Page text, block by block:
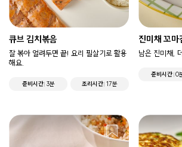
큐브 김치볶음
잘 볶아 얼려두면 끝! 요리 필살기로 활용
해요.
준비시간 3분 조리시간 17분
진미채 꼬마
남은 진미채,
준비시간 0